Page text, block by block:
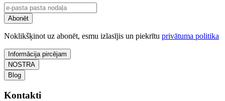
Abonēt
Noklikšķinot uz abonēt, esmu izlasījis un piekrītu privātuma politika
Informācija pircējam
NOSTRA
Blog
Kontakti